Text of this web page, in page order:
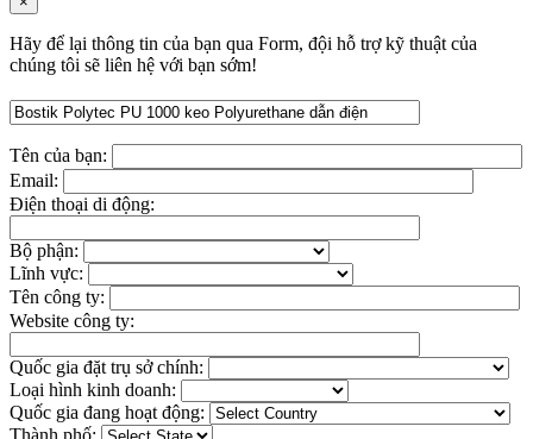
Hãy để lại thông tin của bạn qua Form, đội hỗ trợ kỹ thuật của
chúng tôi sẽ liên hệ với bạn sớm!
Tên của bạn:
Email:
Điện thoại di động:
Bộ phận:
Lĩnh vực:
Tên công ty:
Website công ty:
Quốc gia đặt trụ sở chính:
Loại hình kinh doanh:
Quốc gia đang hoạt động: